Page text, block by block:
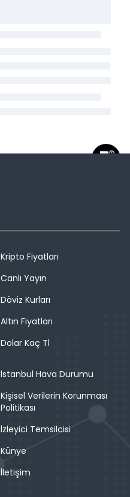
Kripto Fiyatları
Canlı Yayın
Döviz Kurları
Altın Fiyatları
Dolar Kaç Tl
İstanbul Hava Durumu
Kişisel Verilerin Korunması
Politikası
İzleyici Temsilcisi
Künye
İletişim